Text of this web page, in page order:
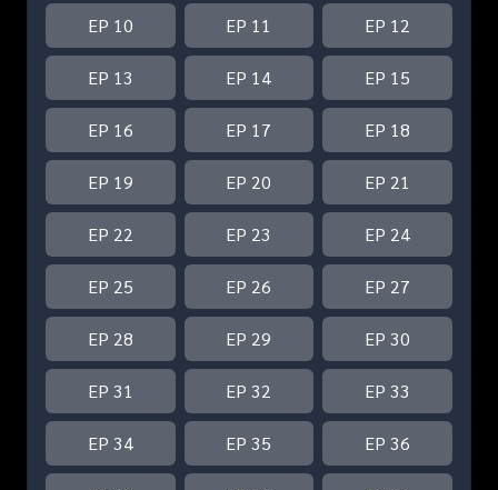
EP 10 EP 11 EP 12
EP 13 EP 14 EP 15
EP 16 EP 17 EP 18
EP 19 EP 20 EP 21
EP 22 EP 23 EP 24
EP 25 EP 26 EP 27
EP 28 EP 29 EP 30
EP 31 EP 32 EP 33
EP 34 EP 35 EP 36